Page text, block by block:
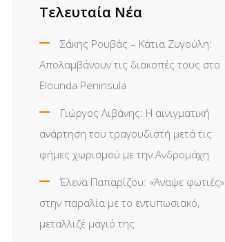
Τελευταία Νέα
Σάκης Ρουβάς – Κάτια Ζυγούλη:
Απολαμβάνουν τις διακοπές τους στο
Elounda Peninsula
Γιώργος Λιβάνης: Η αινιγματική
ανάρτηση του τραγουδιστή μετά τις
φήμες χωρισμού με την Ανδρομάχη
Έλενα Παπαρίζου: «Άναψε φωτιές»
στην παραλία με το εντυπωσιακό,
μεταλλιζέ μαγιό της